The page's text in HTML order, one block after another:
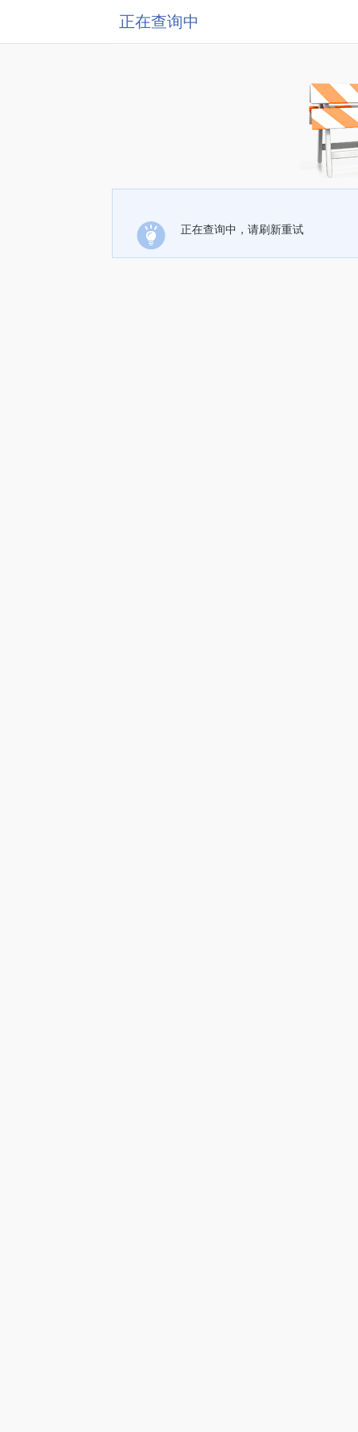
正在查询中
正在查询中，请刷新重试